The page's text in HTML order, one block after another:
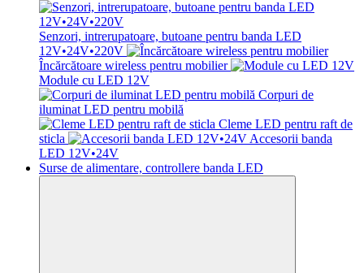
Senzori, intrerupatoare, butoane pentru banda LED
12V•24V•220V
Încărcătoare wireless pentru mobilier
Module cu LED 12V
Corpuri de
iluminat LED pentru mobilă
Cleme LED pentru raft de
sticla
Accesorii banda
LED 12V•24V
Surse de alimentare, controllere banda LED